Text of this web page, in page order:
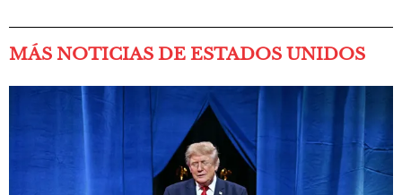
MÁS NOTICIAS DE ESTADOS UNIDOS